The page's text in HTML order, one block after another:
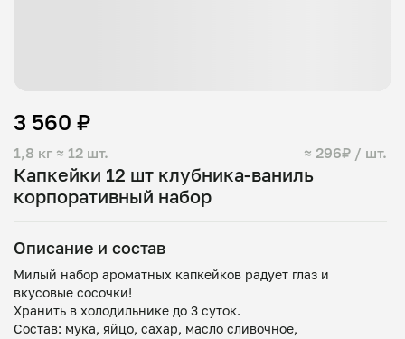
Капкейки 12 шт клубника-ваниль
корпоративный набор
1,8 кг ≈ 12 шт. ≈ 296₽ / шт.
3 560 ₽
Описание и состав
Милый набор ароматных капкейков радует глаз и
вкусовые сосочки!
Хранить в холодильнике до 3 суток.
Состав: мука, яйцо, сахар, масло сливочное,